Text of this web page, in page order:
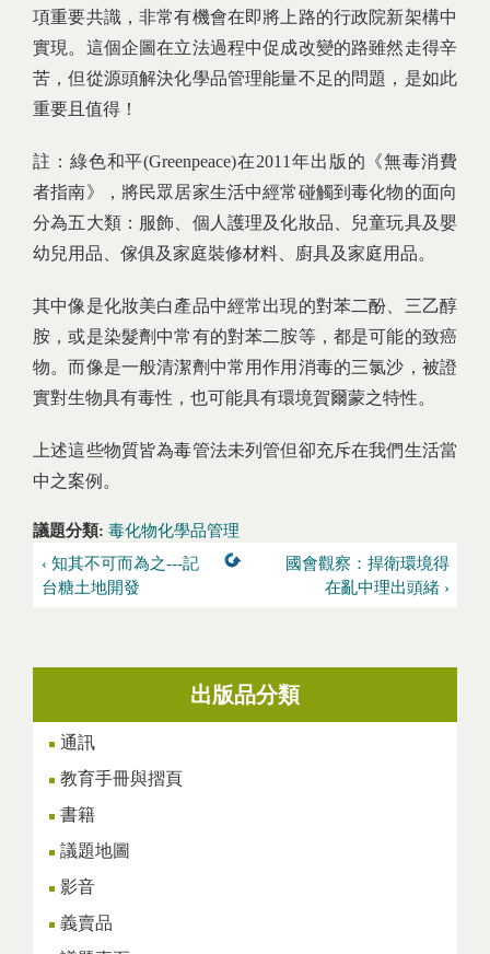
項重要共識，非常有機會在即將上路的行政院新架構中
實現。這個企圖在立法過程中促成改變的路雖然走得辛
苦，但從源頭解決化學品管理能量不足的問題，是如此
重要且值得！
註：綠色和平(Greenpeace)在2011年出版的《無毒消費
者指南》，將民眾居家生活中經常碰觸到毒化物的面向
分為五大類：服飾、個人護理及化妝品、兒童玩具及嬰
幼兒用品、傢俱及家庭裝修材料、廚具及家庭用品。
其中像是化妝美白產品中經常出現的對苯二酚、三乙醇
胺，或是染髮劑中常有的對苯二胺等，都是可能的致癌
物。而像是一般清潔劑中常用作用消毒的三氯沙，被證
實對生物具有毒性，也可能具有環境賀爾蒙之特性。
上述這些物質皆為毒管法未列管但卻充斥在我們生活當
中之案例。
議題分類: 毒化物化學品管理
‹ 知其不可而為之---記
台糖土地開發
國會觀察：捍衛環境得
在亂中理出頭緒 ›
出版品分類
通訊
教育手冊與摺頁
書籍
議題地圖
影音
義賣品